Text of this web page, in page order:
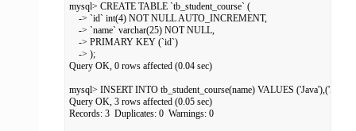
mysql> CREATE TABLE `tb_student_course` (
    -> `id` int(4) NOT NULL AUTO_INCREMENT,
    -> `name` varchar(25) NOT NULL,
    -> PRIMARY KEY (`id`)
    -> );
Query OK, 0 rows affected (0.04 sec)
mysql> INSERT INTO tb_student_course(name) VALUES
Query OK, 3 rows affected (0.05 sec)
Records: 3  Duplicates: 0  Warnings: 0